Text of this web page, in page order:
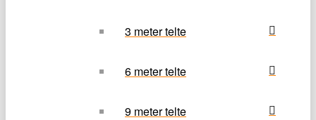
3 meter telte
6 meter telte
9 meter telte